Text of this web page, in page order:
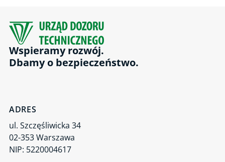
Wspieramy rozwój.
Dbamy o bezpieczeństwo.
ADRES
ul. Szczęśliwicka 34
02-353 Warszawa
NIP: 5220004617